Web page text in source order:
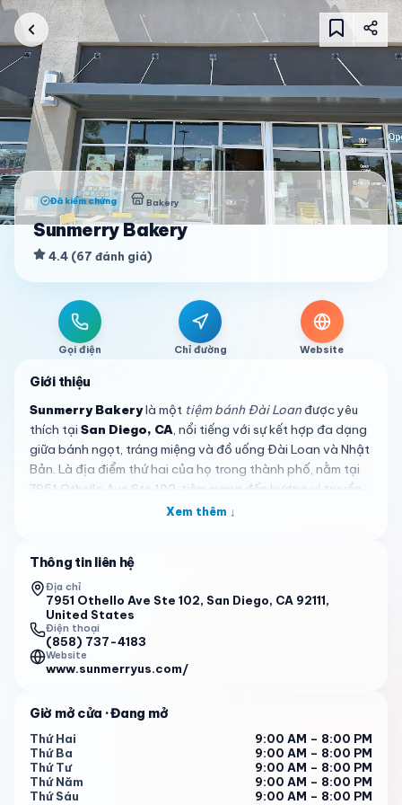
Đã kiểm chứng Bakery
Sunmerry Bakery
4.4 (67 đánh giá)
Gọi điện Chỉ đường Website
Giới thiệu
Sunmerry Bakerylà một tiệm bánh Đài Loanđược yêu
thích tại San Diego, CA, nổi tiếng với sự kết hợp đa dạng
giữa bánh ngọt, tráng miệng và đồ uống Đài Loan và Nhật
Bản. Là địa điểm thứ hai của họ trong thành phố, nằm tại
7951 Othello Ave Ste 102, tiệm mang đến hương vị truyền
thống Á châu cho cộng đồng địa phương. Với đánh giá
tưởng cho những ai đam mê ẩm thực ngọt và mặn.
Menu của tiệm được tô điểm bởi những món đặc trưng thể
hiện sự chuyên nghiệp.
hài hòa là món không thể thiếu, cùng với các sáng tạo như
bánh bông lan thịt heo
loại bánh hiếm gặp trong các tiệm bánh Á khác. Đồ uống
một hàng ngày thu hút nhiều người. Từ bánh nho cuộn đến
các loại bánh mới lạ, luôn có điều gì đó để thỏa mãn khẩu
vị khác nhau, đảm bảo trải nghiệm đáng nhớ cho cả người
mới ghé thăm và khách quen.
Xem thêm ↓
Thông tin liên hệ
Địa chỉ
7951 Othello Ave Ste 102, San Diego, CA 92111,
United States
Điện thoại
(858) 737-4183
Website
www.sunmerryus.com/
Giờ mở cửa · Đang mở
Thứ Hai
9:00 AM – 8:00 PM
Thứ Ba
9:00 AM – 8:00 PM
Thứ Tư
9:00 AM – 8:00 PM
Thứ Năm
9:00 AM – 8:00 PM
Thứ Sáu
9:00 AM – 8:00 PM